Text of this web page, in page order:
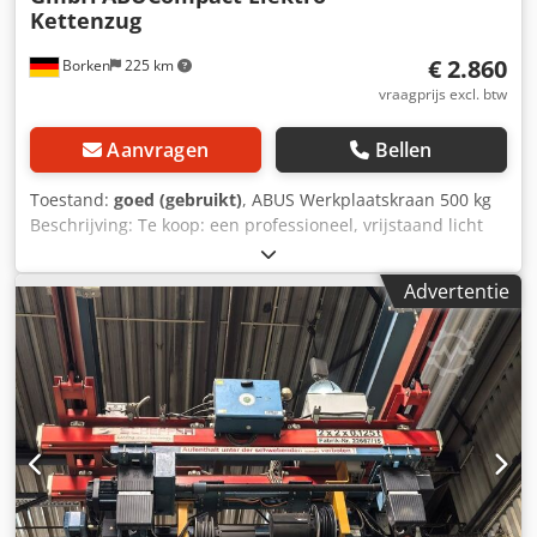
Borken 225 km
Kettenzug
€ 2.860
vraagprijs excl. btw
Aanvragen Bellen
Toestand: goed (gebruikt), ABUS Werkplaatskraan 500 kg
Beschrijving: Te koop: een professioneel, vrijstaand licht
kraansysteem van marktleider ABUS (serie HB-System),
bouwjaar 2008. Het systeem verkeert in een zeer goed
onderhouden, schone staat, is direct afkomstig uit een
actieve werkomgeving en is uitermate geschikt voor
werkplaatsen, metaalbewerkingsbedrijven, autobedrijven
of lasstations om lasten tot 500 kg nauwkeurig en
moeiteloos te verplaatsen. Technische gegevens & details:
Fabrikant kraan & takel: ABUS Kransysteme GmbH Model
takel: Originele ABUS ABUCompact elektrische kettingtakel
(serienr. 05 08 0598 / 02) Draagvermogen: Max. 500 kg
(officiële ABUS-markering aanwezig op de kraanbalk)
Constructietype: Vrijstaande draagconstructie van
Advertentie